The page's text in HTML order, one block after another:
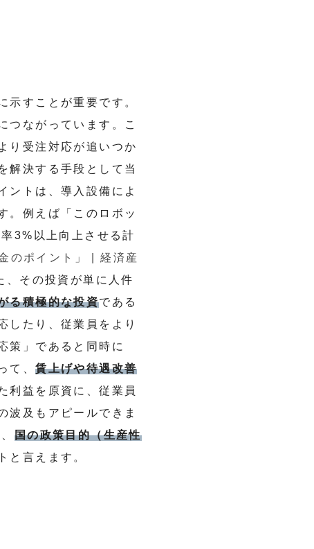
示すことが重要です。
つながっています。こ
り受注対応が追いつか
解決する手段として当
ントは、導入設備によ
。例えば「このロボッ
3%以上向上させる計
のポイント」 | 経済産
、その投資が単に人件
る積極的な投資である
したり、従業員をより
策」であると同時に
て、賃上げや待遇改善
利益を原資に、従業員
波及もアピールできま
国の政策目的（生産性
と言えます。